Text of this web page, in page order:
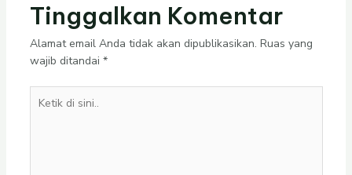
Tinggalkan Komentar
Alamat email Anda tidak akan dipublikasikan. Ruas yang
wajib ditandai *